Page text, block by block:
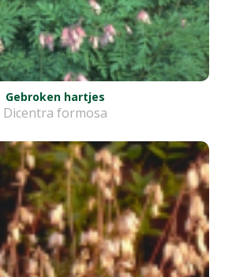
Gebroken hartjes
Dicentra formosa